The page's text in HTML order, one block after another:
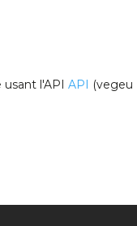
l'API API (vegeu